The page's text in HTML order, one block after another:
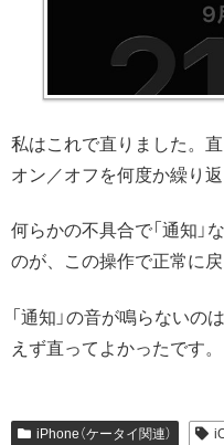
私はこれで直りました。直
オン／オフを何度か繰り返
何らかの不具合で「通知」
のが、この操作で正常に
「通知」の音が鳴らない
えず直ってよかったです。
iPhone（ケータイ関連）